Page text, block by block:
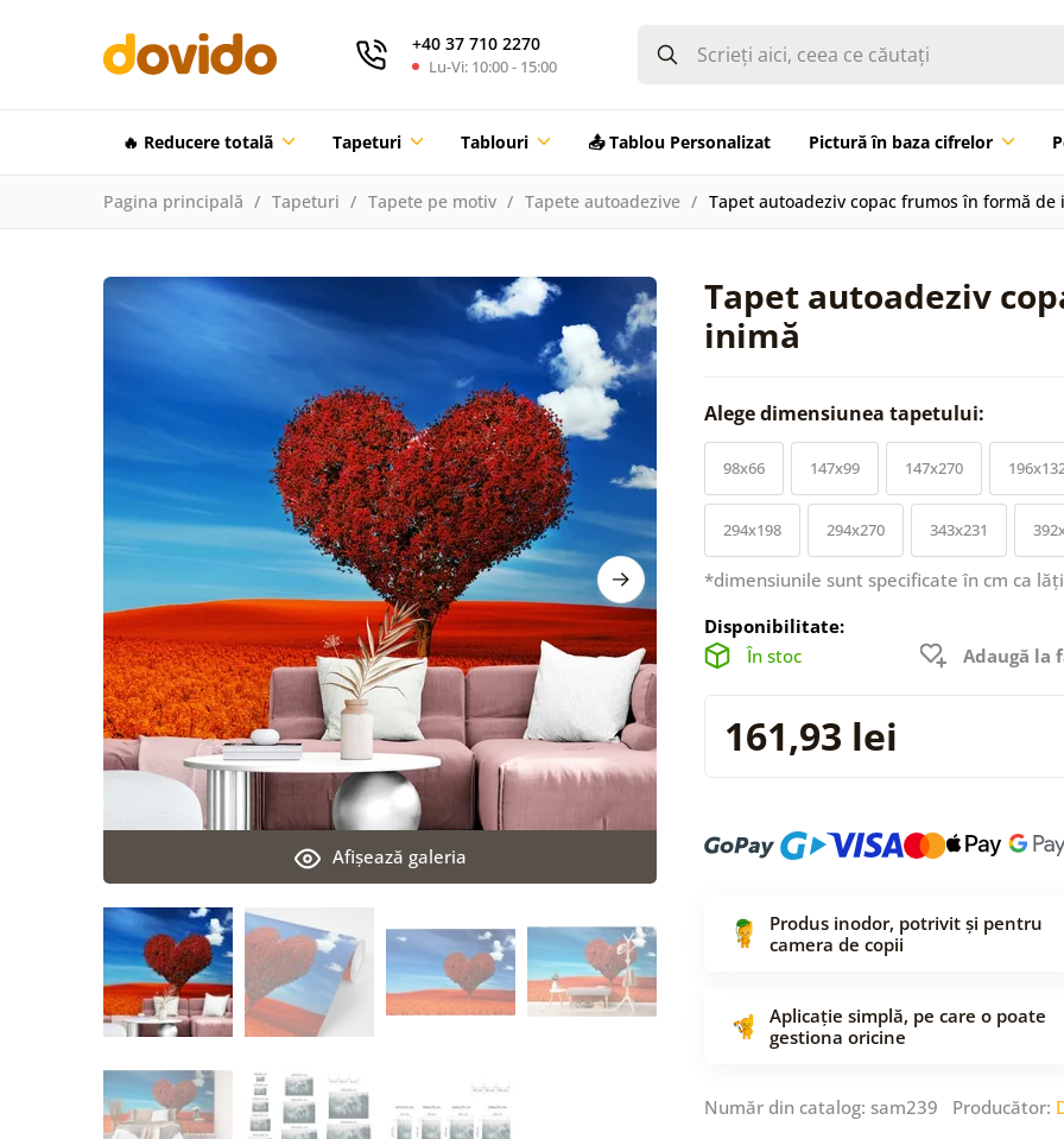
+40 37 710 2270
Lu-Vi: 10:00 - 15:00
🔥 Reducere totalã Tapeturi Tablouri 📤 Tablou Personalizat Pictură în baza cifrelor
Pagina principală Tapeturi Tapete pe motiv Tapete autoadezive Tapet autoadeziv copac frumos în formă de
Tapet autoadeziv
inimă
Afişează galeria
Alege dimensiunea tapetului:
98x66 147x99 147x270
294x198 294x270 343x231
*dimensiunile sunt specificate în cm ca
Disponibilitate:
În stoc
Adaugă la
161,93 lei
Produs inodor, potrivit și pentru
camera de copii
Aplicație simplă, pe care o poate
gestiona oricine
Număr din catalog: sam239 Producător: